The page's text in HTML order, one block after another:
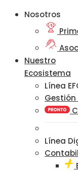
Nosotros
Nuestro
Ecosistema
Línea
Gestión
Línea